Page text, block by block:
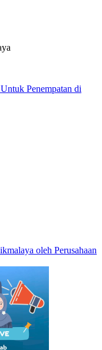
Penempatan di
oleh Perusahaan